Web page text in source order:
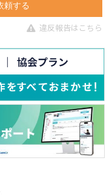
頼する
違反報告はこちら